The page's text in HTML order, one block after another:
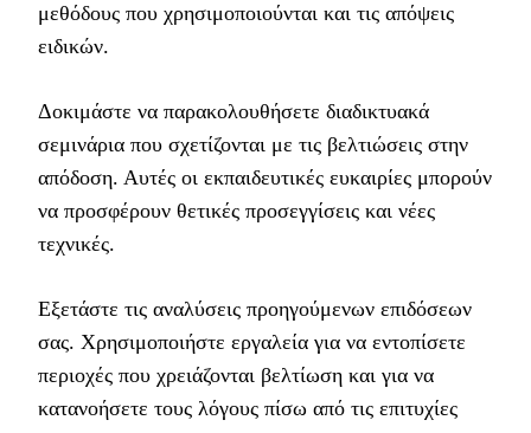
μεθόδους που χρησιμοποιούνται και τις απόψεις
ειδικών.
Δοκιμάστε να παρακολουθήσετε διαδικτυακά
σεμινάρια που σχετίζονται με τις βελτιώσεις στην
απόδοση. Αυτές οι εκπαιδευτικές ευκαιρίες μπορούν
να προσφέρουν θετικές προσεγγίσεις και νέες
τεχνικές.
Εξετάστε τις αναλύσεις προηγούμενων επιδόσεων
σας. Χρησιμοποιήστε εργαλεία για να εντοπίσετε
περιοχές που χρειάζονται βελτίωση και για να
κατανοήσετε τους λόγους πίσω από τις επιτυχίες